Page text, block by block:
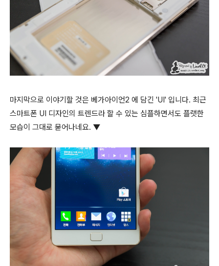
마지막으로 이야기할 것은 베가아이언2 에 담긴 'UI' 입니다. 최근
스마트폰 UI 디자인의 트렌드라 할 수 있는 심플하면서도 플랫한
모습이 그대로 묻어나네요. ▼